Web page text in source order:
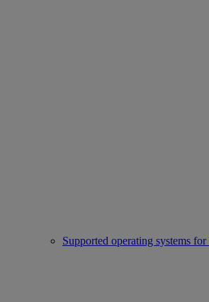
Supported operating systems